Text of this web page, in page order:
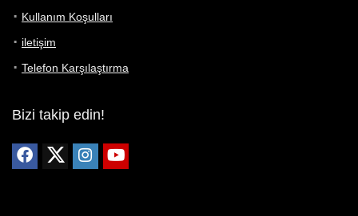
Kullanım Koşulları
iletişim
Telefon Karşılaştırma
Bizi takip edin!